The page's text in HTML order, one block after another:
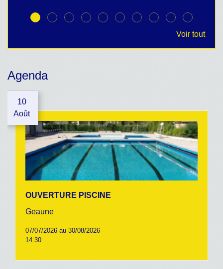
Voir tout
Agenda
10
Août
OUVERTURE PISCINE
Geaune
07/07/2026 au 30/08/2026
14:30